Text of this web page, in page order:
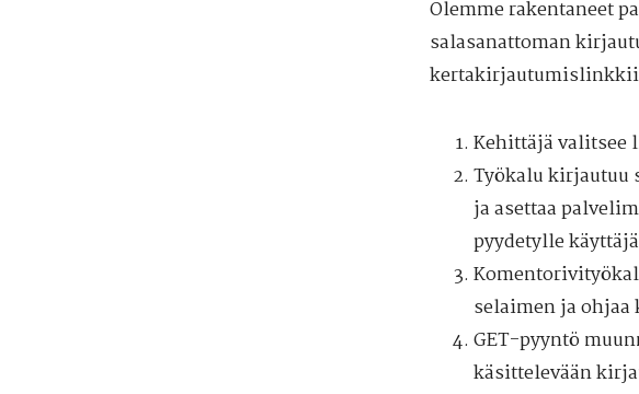
Olemme rakentaneet
salasanattoman
Kehittäjä valitsee
Työkalu kirjautuu
ja asettaa
pyydetylle
selaimen ja
GET-pyyntö
käsittelevään